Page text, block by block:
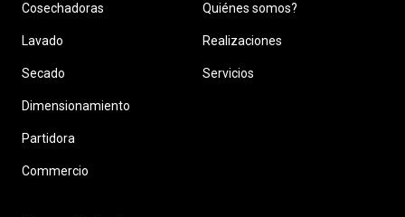
Cosechadoras
Lavado
Secado
Dimensionamiento
Partidora
Commercio
Quiénes somos?
Realizaciones
Servicios